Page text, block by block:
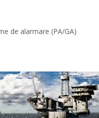
de alarmare (PA/GA)